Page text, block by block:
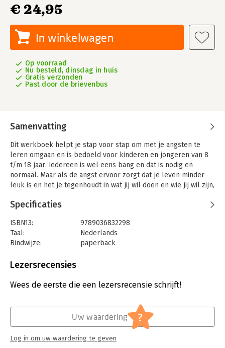
€ 24,95
In winkelwagen
Op voorraad
Nu besteld, dinsdag in huis
Gratis verzonden
Past door de brievenbus
Samenvatting
Dit werkboek helpt je stap voor stap om met je angsten te
leren omgaan en is bedoeld voor kinderen en jongeren van 8
t/m 18 jaar. Iedereen is wel eens bang en dat is nodig en
normaal. Maar als de angst ervoor zorgt dat je leven minder
leuk is en het je tegenhoudt in wat jij wil doen en wie jij wil zijn,
doen!
daarna zijn er veel oefeningen om angst te verminderen en
vermijding te overwinnen. Je doet de oefeningen niet alleen,
maar samen met een hulpverlener die je uit zal leggen hoe dit
Jouw hulpverlener heeft een eigen boek, dat heet Preventie en
Daarbij zit ook een apart online werkboek voor ouders.
Specificaties
ISBN13:
9789036832298
Taal:
Nederlands
Bindwijze:
paperback
Uitgever:
Verschijningsdatum:
5-6-2026
Kind en adolescent praktijkreeks
Lezersrecensies
Wees de eerste die een lezersrecensie schrijft!
Uw waardering ?
Log in om uw waardering te geven